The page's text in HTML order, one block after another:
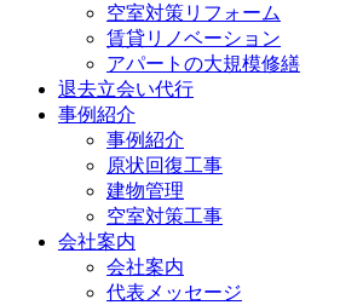
空室対策リフォーム
賃貸リノベーション
アパートの大規模修繕
退去立会い代行
事例紹介
事例紹介
原状回復工事
建物管理
空室対策工事
会社案内
会社案内
代表メッセージ